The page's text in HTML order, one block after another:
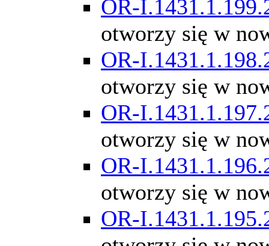
OR-
otworzy się w
OR-
otworzy się w
OR-
otworzy się w
OR-
otworzy się w
OR-